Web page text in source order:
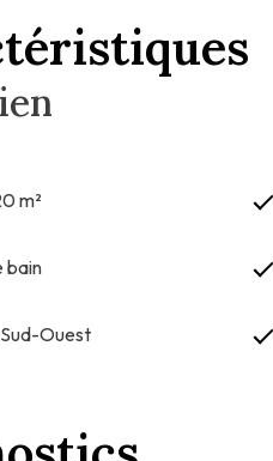
m²
bain
Ouest